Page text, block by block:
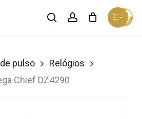
searchaccount
Menu
Close
Cart
pulso
Relógios
Chief DZ4290